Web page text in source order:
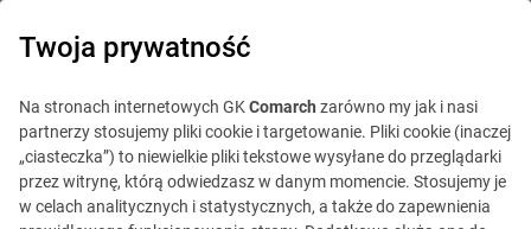
Twoja prywatność
Na stronach internetowych GKComarch zarówno my jak i nasi
partnerzy stosujemy pliki cookie i targetowanie. Pliki cookie (inaczej
„ciasteczka”) to niewielkie pliki tekstowe wysyłane do przeglądarki
przez witrynę, którą odwiedzasz w danym momencie. Stosujemy je
w celach analitycznych i statystycznych, a także do zapewnienia